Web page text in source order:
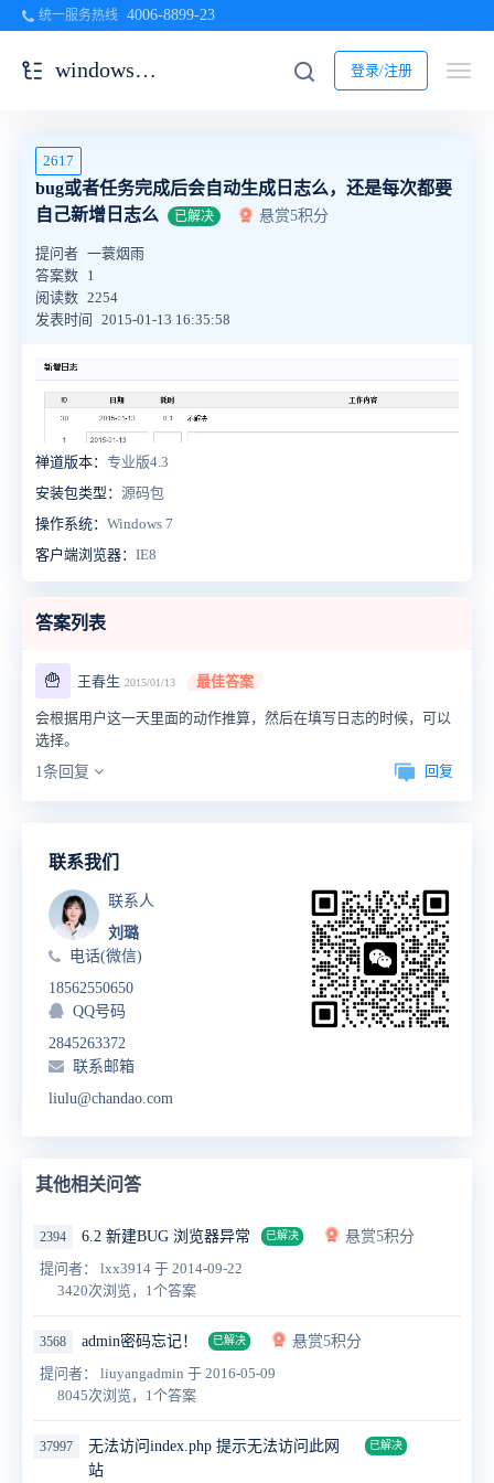
统一服务热线 4006-8899-23
登录/注册
windows一键安装包
2617
bug或者任务完成后会自动生成日志么，还是每次都要
自己新增日志么
已解决 悬赏5积分
提问者 一蓑烟雨
答案数 1
阅读数 2254
发表时间
2015-01-13 16:35:58
禅道版本： 专业版4.3
安装包类型： 源码包
操作系统： Windows 7
客户端浏览器： IE8
答案列表
🍟 王春生 2015/01/13 最佳答案
会根据用户这一天里面的动作推算，然后在填写日志的时候，可以
选择。
1条回复
回复
联系我们
联系人
刘璐
电话(微信)
18562550650
QQ号码
2845263372
联系邮箱
liulu@chandao.com
其他相关问答
2394 6.2 新建BUG 浏览器异常 已解决
悬赏5积分
提问者： lxx3914 于 2014-09-22
3420次浏览，1个答案
3568 admin密码忘记！ 已解决
悬赏5积分
提问者： liuyangadmin 于 2016-05-09
8045次浏览，1个答案
37997
无法访问index.php 提示无法访问此网
站
已解决